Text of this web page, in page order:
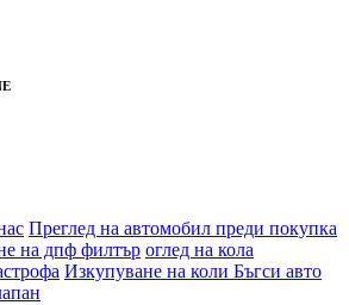
Преглед на автомобил преди покупка
на дпф филтър оглед на кола
Изкупуване на коли Бъгси авто